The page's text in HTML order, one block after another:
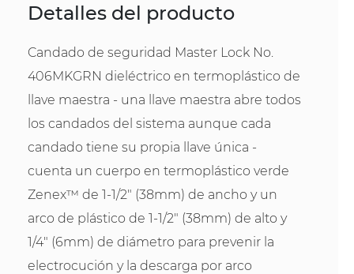
Detalles del producto
Candado de seguridad Master Lock No.
406MKGRN dieléctrico en termoplástico de
llave maestra - una llave maestra abre todos
los candados del sistema aunque cada
candado tiene su propia llave única -
cuenta un cuerpo en termoplástico verde
Zenex™ de 1-1/2" (38mm) de ancho y un
arco de plástico de 1-1/2" (38mm) de alto y
1/4" (6mm) de diámetro para prevenir la
electrocución y la descarga por arco